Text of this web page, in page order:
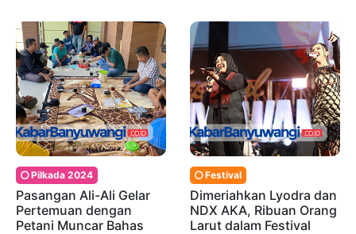
Pilkada 2024
Pasangan Ali-Ali Gelar
Pertemuan dengan
Petani Muncar Bahas
Festival
Dimeriahkan Lyodra dan
NDX AKA, Ribuan Orang
Larut dalam Festival